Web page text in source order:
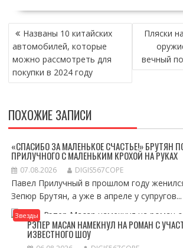
НАВИГАЦИЯ
ПО
ЗАПИСЯМ
Названы 10 китайских
автомобилей, которые
можно рассмотреть для
покупки в 2024 году
Пляски
вечный
ПОХОЖИЕ ЗАПИСИ
«СПАСИБО ЗА МАЛЕНЬКОЕ СЧАСТЬЕ!» БРУТЯН
ПРИЛУЧНОГО С МАЛЕНЬКИМ КРОХОЙ НА РУКАХ
07.08.2026 DIGIS567COPE
Павел Прилучный в прошлом году
Зепюр Брутян, а уже в апреле у супругов...
Звезды
РЭПЕР MACAN НАМЕКНУЛ НА РОМАН С
ИЗВЕСТНОГО ШОУ